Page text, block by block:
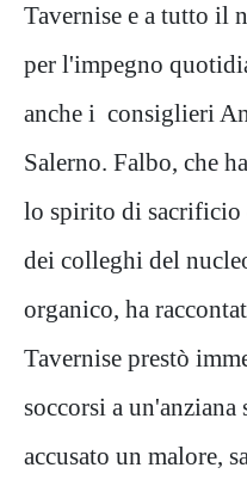
Tavernise e a tutto il
per l'impegno
anche i consiglieri
Salerno. Falbo, che
lo spirito di sacrificio
dei colleghi del
organico, ha
Tavernise prestò
soccorsi a un'anziana
accusato un malore,